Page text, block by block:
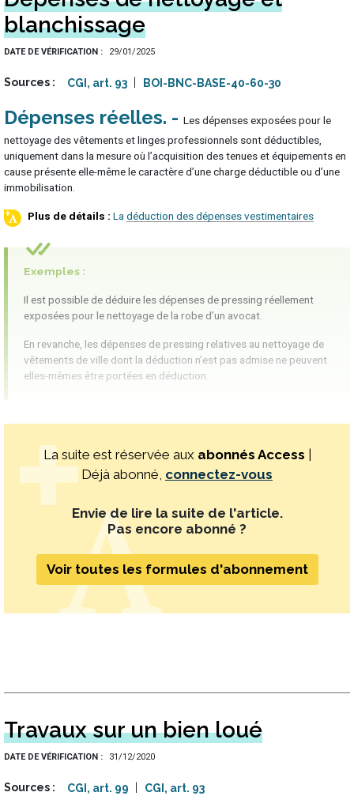
blanchissage
DATE DE VÉRIFICATION 29/01/2025
Sources CGI, art. 93 BOI-BNC-BASE-40-60-30
Dépenses réelles
Les dépenses exposées pour le
nettoyage des vêtements et linges professionnels sont déductibles,
uniquement dans la mesure où l’acquisition des tenues et équipements en
cause présente elle-même le caractère d’une charge déductible ou d’une
immobilisation.
La déduction des dépenses vestimentaires
Exemples :
Il est possible de déduire les dépenses de pressing réellement
exposées pour le nettoyage de la robe d’un avocat.
En revanche, les dépenses de pressing relatives au nettoyage de
vêtements de ville dont la déduction n’est pas admise ne peuvent
elles-mêmes être portées en déduction.
La suite est réservée aux abonnés Access |
Déjà abonné, connectez-vous
Envie de lire la suite de l'article.
Pas encore abonné ?
Voir toutes les formules d'abonnement
Travaux sur un bien loué
DATE DE VÉRIFICATION 31/12/2020
Sources CGI, art. 99 CGI, art. 93